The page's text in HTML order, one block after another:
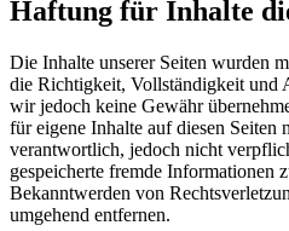
Haftung für Inhalte
Die Inhalte unserer Seiten wurden
die Richtigkeit, Vollständigkeit und
wir jedoch keine Gewähr
für eigene Inhalte auf diesen Seiten
verantwortlich, jedoch nicht
gespeicherte fremde Informationen
Bekanntwerden von
umgehend entfernen.